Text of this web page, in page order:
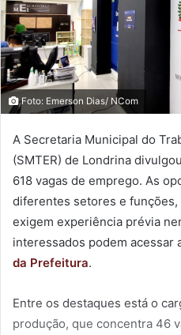
Foto: Emerson Dias/ NCom
A Secretaria Municipal do
(SMTER) de Londrina
618 vagas de emprego. As
diferentes setores e funções,
exigem experiência prévia
interessados podem acessar
da Prefeitura.
Entre os destaques está o
produção, que concentra 46